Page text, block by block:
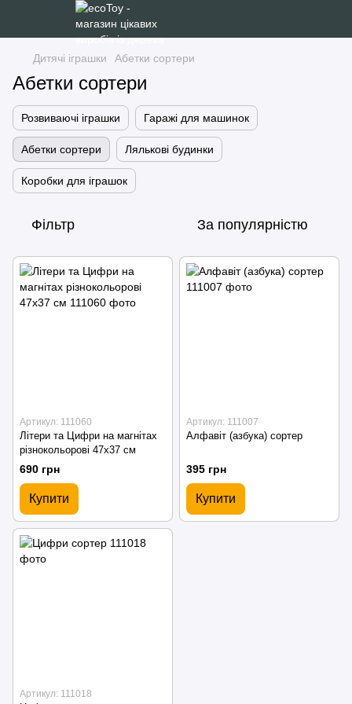
Дитячі іграшки Абетки сортери
Абетки сортери
Розвиваючі іграшки Гаражі для машинок
Абетки сортери Лялькові будинки
Коробки для іграшок
Фільтр За популярністю
Артикул: 111060
Літери та Цифри на магнітах
різнокольорові 47х37 см
690 грн
Купити
Артикул: 111007
Алфавіт (азбука) сортер
395 грн
Купити
Артикул: 111018